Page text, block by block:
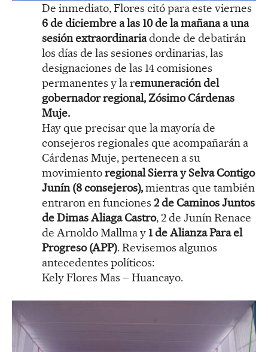
De inmediato, Flores citó para este viernes
6 de diciembre a las 10 de la mañana a una
sesión extraordinariadonde de debatirán
los días de las sesiones ordinarias, las
designaciones de las 14 comisiones
permanentes y la remuneración del
gobernador regional, Zósimo Cárdenas
Muje.
Hay que precisar que la mayoría de
consejeros regionales que acompañarán a
Cárdenas Muje, pertenecen a su
movimientoregional Sierra y Selva Contigo
Junín (8 consejeros),mientras que también
entraron en funciones 2 de Caminos Juntos
de Dimas Aliaga Castro, 2 de Junín Renace
de Arnoldo Mallma y 1 de Alianza Para el
Progreso (APP). Revisemos algunos
antecedentes políticos:
Kely Flores Mas – Huancayo.